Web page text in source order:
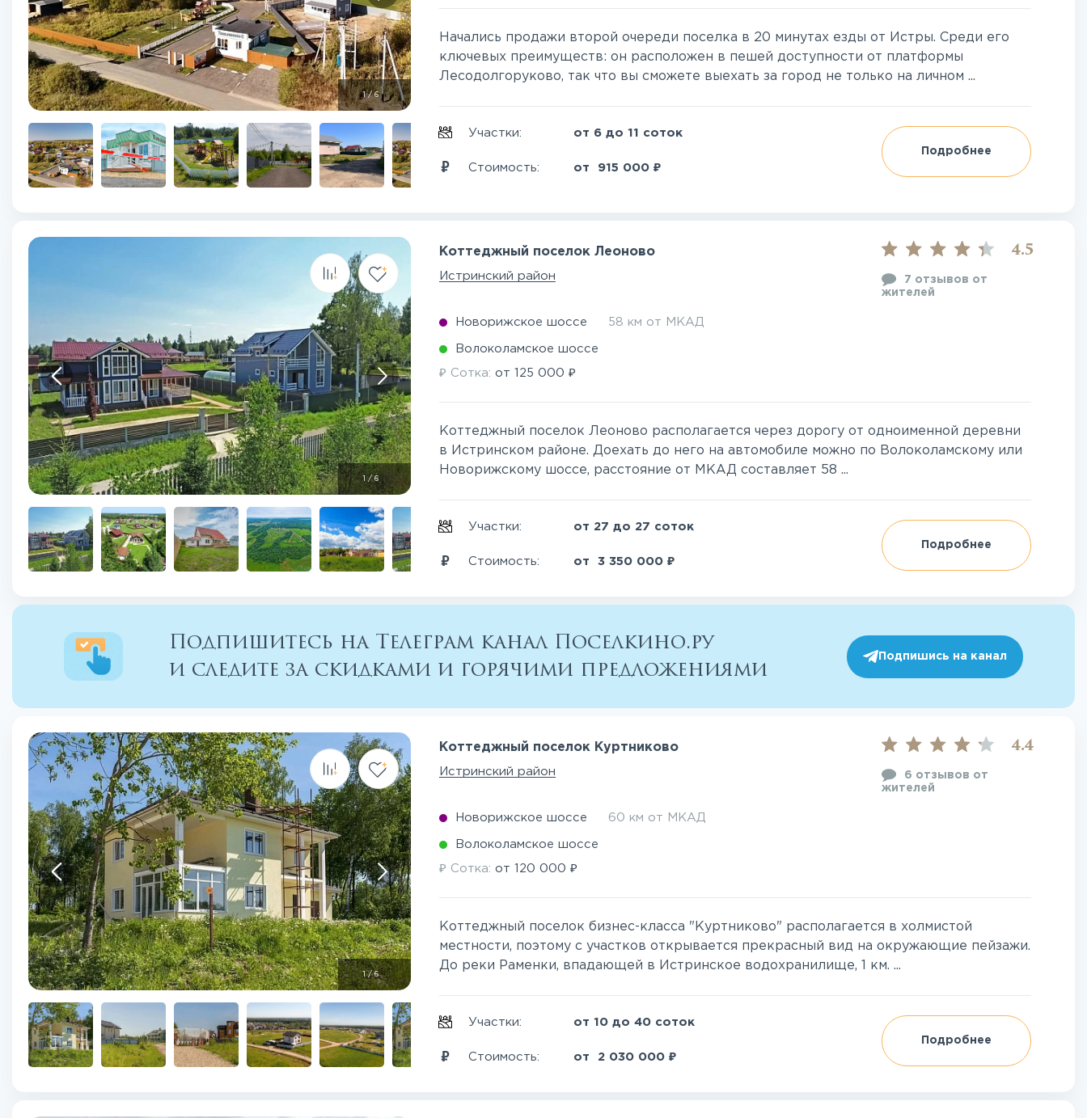
1/6
Начались продажи второй очереди поселка в 20 минутах езды от Истры. Среди его
ключевых преимуществ: он расположен в пешей доступности от платформы
Лесодолгоруково, так что вы сможете выехать за город не только на личном ...
Участки: от 6 до 11 соток
Стоимость: от 915 000 ₽
Подробнее
1 /6
Коттеджный поселок Леоново
Истринский район
4.5
7 отзывов от
жителей
Новорижское шоссе 58 км от МКАД
Волоколамское шоссе
₽ Сотка:от 125 000 ₽
Коттеджный поселок Леоново располагается через дорогу от одноименной деревни
в Истринском районе. Доехать до него на автомобиле можно по Волоколамскому или
Новорижскому шоссе, расстояние от МКАД составляет 58 ...
Участки: от 27 до 27 соток
Стоимость: от3 350 000 ₽
Подробнее
Подпишитесь на Телеграм канал Поселкино.ру
и следите за скидками и горячими предложениями
Подпишись на канал
1 /6
Коттеджный поселок Куртниково
Истринский район
4.4
6 отзывов от
жителей
Новорижское шоссе 60 км от МКАД
Волоколамское шоссе
₽ Сотка:от 120 000 ₽
Коттеджный поселок бизнес-класса "Куртниково" располагается в холмистой
местности, поэтому с участков открывается прекрасный вид на окружающие пейзажи.
До реки Раменки, впадающей в Истринское водохранилище, 1 км. ...
Участки: от 10 до 40 соток
Стоимость: от 2 030 000 ₽
Подробнее